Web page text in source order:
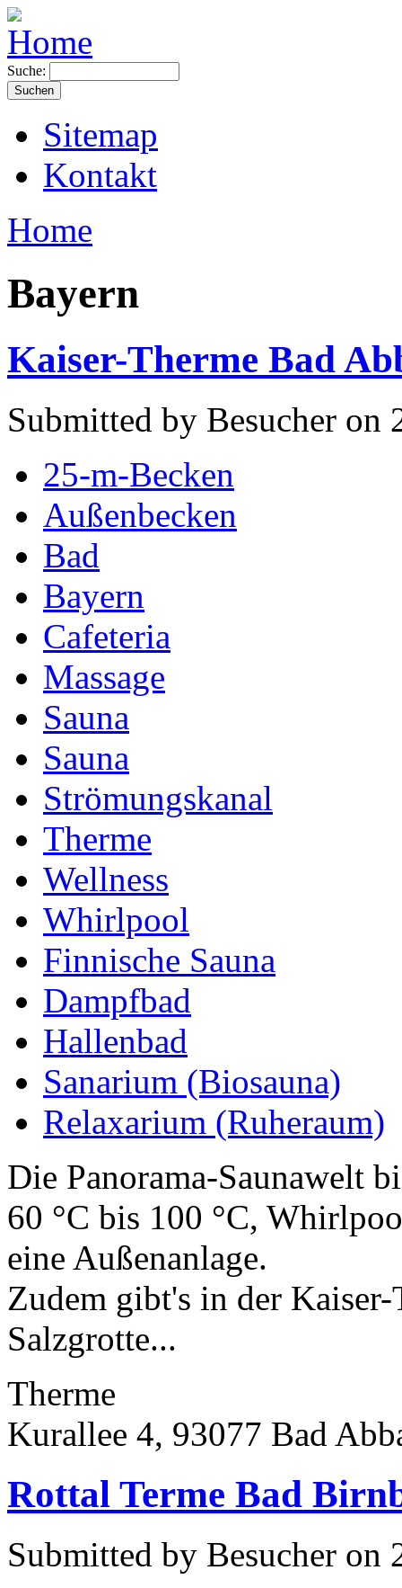
Suche:
Sitemap
Kontakt
Home
Bayern
Kaiser-Therme Bad
Submitted by Besucher on
25-m-Becken
Außenbecken
Bad
Bayern
Cafeteria
Massage
Sauna
Sauna
Strömungskanal
Therme
Wellness
Whirlpool
Finnische Sauna
Dampfbad
Hallenbad
Sanarium (Biosauna)
Relaxarium (Ruheraum)
Die Panorama-Saunawelt
60 °C bis 100 °C,
eine Außenanlage.
Zudem gibt's in der
Salzgrotte...
Therme
Kurallee 4, 93077 Bad
Rottal Terme Bad
Submitted by Besucher on